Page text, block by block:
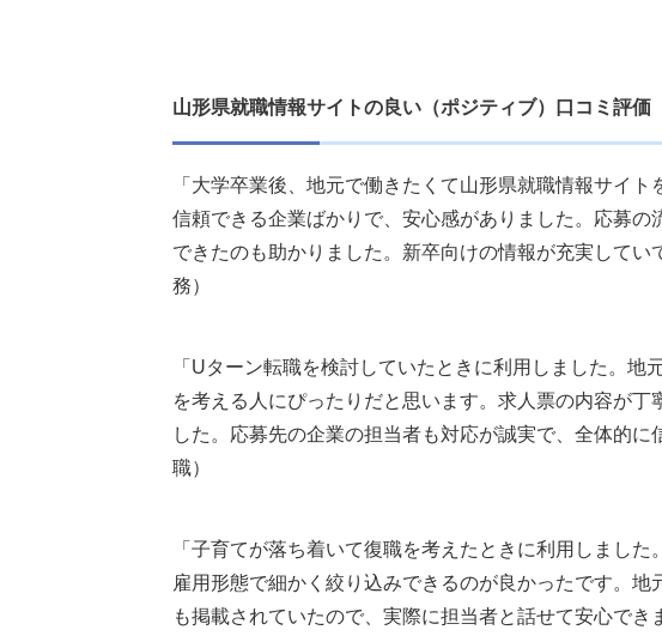
山形県就職情報サイトの良い（ポジティブ）口コミ評価
「大学卒業後、地元で働きたくて山形県就職情報サイ
信頼できる企業ばかりで、安心感がありました。応募
できたのも助かりました。新卒向けの情報が充実して
務）
「Uターン転職を検討していたときに利用しました。
を考える人にぴったりだと思います。求人票の内容が
した。応募先の企業の担当者も対応が誠実で、全体的
職）
「子育てが落ち着いて復職を考えたときに利用しまし
雇用形態で細かく絞り込みできるのが良かったです。
も掲載されていたので、実際に担当者と話せて安心でき